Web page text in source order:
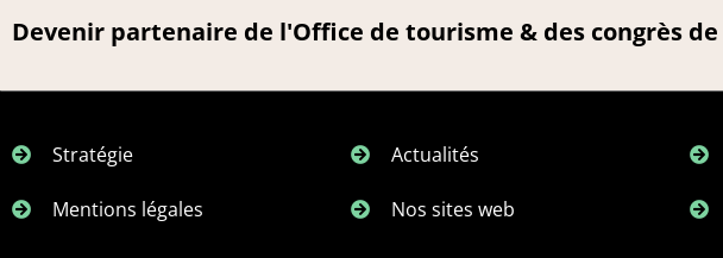
Devenir partenaire de l'Office de tourisme & des congrès
Stratégie
Mentions légales
Actualités
Nos sites web